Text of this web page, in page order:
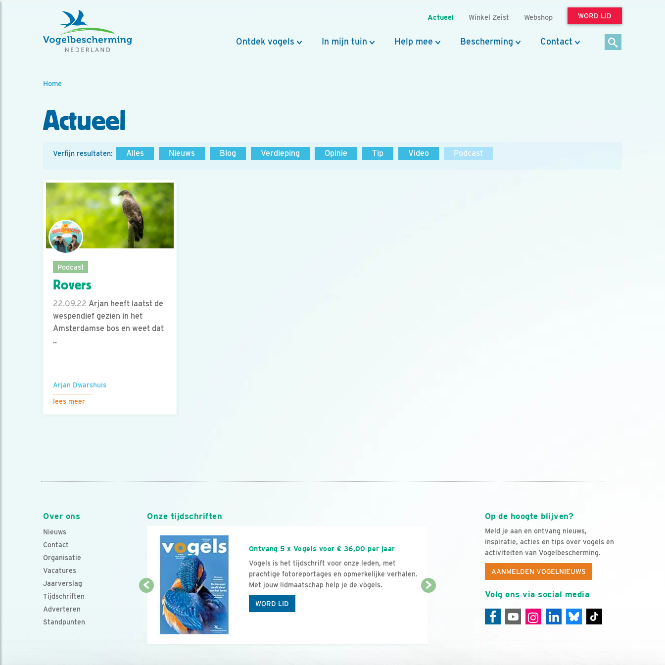
Actueel Winkel Zeist Webshop WORD LID
Ontdek vogels In mijn tuin Help mee Bescherming Contact
Home
Actueel
Verfijn resultaten: Alles Nieuws Blog Verdieping Opinie Tip Video Podcast
Podcast
Rovers
22.09.22 Arjan heeft laatst de
wespendief gezien in het
Amsterdamse bos en weet dat
..
Arjan Dwarshuis
lees meer
Over ons
Nieuws
Contact
Organisatie
Vacatures
Jaarverslag
Tijdschriften
Adverteren
Standpunten
Op de hoogte blijven?
Meld je aan en ontvang nieuws,
inspiratie, acties en tips over vogels en
activiteiten van Vogelbescherming.
AANMELDEN VOGELNIEUWS
Volg ons via social media
Onze tijdschriften
Ontvang 5 x Vogels voor € 36,00 per jaar
Vogels is het tijdschrift voor onze leden, met
prachtige fotoreportages en opmerkelijke verhalen.
Met jouw lidmaatschap help je de vogels.
WORD LID